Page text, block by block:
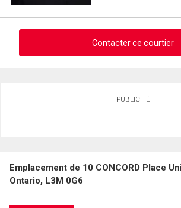
Contacter ce courtier
Téléphone
(Optionnel)
PUBLICITÉ
Emplacement de 10 CONCORD Place
Ontario, L3M 0G6